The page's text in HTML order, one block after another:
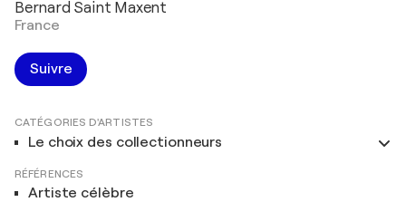
Bernard Saint Maxent
France
Suivre
CATÉGORIES D'ARTISTES
Le choix des collectionneurs
RÉFÉRENCES
Artiste célèbre